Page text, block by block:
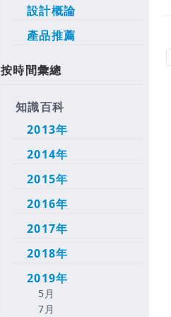
設計概論
產品推薦
按時間彙總
知識百科
2013年
2014年
2015年
2016年
2017年
2018年
2019年
5月
7月